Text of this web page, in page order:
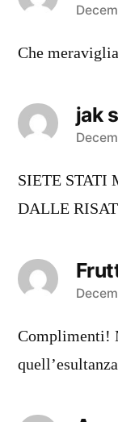
says:
Che
jak
says:
SIETE STATI
DALLE
says:
Complimenti!